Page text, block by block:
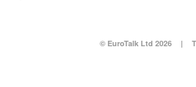
© EuroTalk Ltd 2026 |